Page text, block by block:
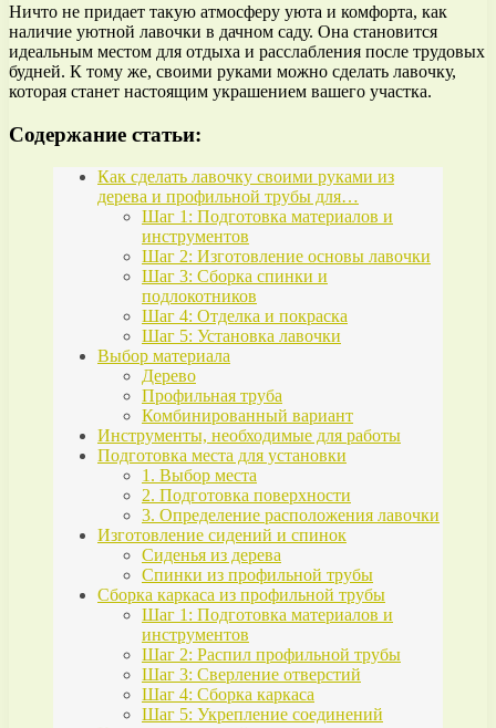
Ничто не придает такую атмосферу уюта и комфорта, как
наличие уютной лавочки в дачном саду. Она становится
идеальным местом для отдыха и расслабления после трудовых
будней. К тому же, своими руками можно сделать лавочку,
которая станет настоящим украшением вашего участка.
Содержание статьи:
Как сделать лавочку своими руками из
дерева и профильной трубы для…
Шаг 1: Подготовка материалов и
инструментов
Шаг 2: Изготовление основы лавочки
Шаг 3: Сборка спинки и
подлокотников
Шаг 4: Отделка и покраска
Шаг 5: Установка лавочки
Выбор материала
Дерево
Профильная труба
Комбинированный вариант
Инструменты, необходимые для работы
Подготовка места для установки
1. Выбор места
2. Подготовка поверхности
3. Определение расположения лавочки
Изготовление сидений и спинок
Сиденья из дерева
Спинки из профильной трубы
Сборка каркаса из профильной трубы
Шаг 1: Подготовка материалов и
инструментов
Шаг 2: Распил профильной трубы
Шаг 3: Сверление отверстий
Шаг 4: Сборка каркаса
Шаг 5: Укрепление соединений